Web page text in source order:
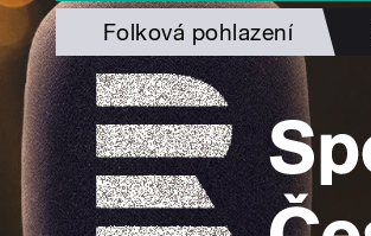
Folková pohlazení